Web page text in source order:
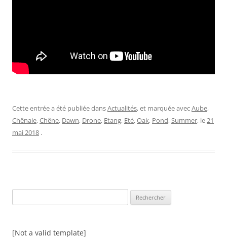
Cette entrée a été publiée dansActualités, et marquée avecAube,
Chênaie,Chêne, Dawn, Drone, Etang, Eté,Oak, Pond,Summer, le21
mai 2018 .
[Not a valid template]